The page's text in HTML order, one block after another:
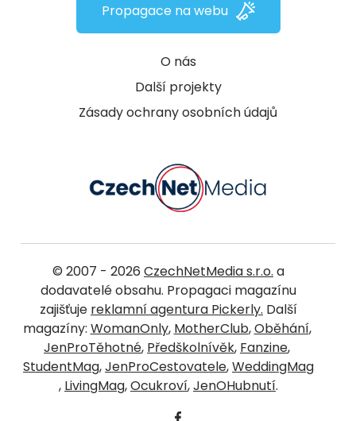
O nás
Další projekty
Zásady ochrany osobních údajů
Propagace na webu
© 2007 - 2026 CzechNetMedia s.r.o. a
dodavatelé obsahu. Propagaci magazínu
zajišťuje reklamní agentura Pickerly. Další
magazíny: WomanOnly, MotherClub,Oběhání,
JenProTěhotné, Předškolnívěk, Fanzine,
StudentMag,JenProCestovatele,WeddingMag
, LivingMag,Ocukroví,JenOHubnutí.